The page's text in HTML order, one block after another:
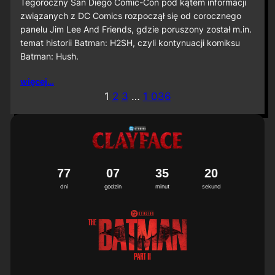
D
C
2
o
w
a
Tegoroczny San Diego Comic-Con pod kątem informacji
związanych z DC Comics rozpoczął się od corocznego
panelu Jim Lee And Friends, gdzie poruszony został m.in.
temat historii Batman: H2SH, czyli kontynuacji komiksu
Batman: Hush.
więcej…
1 2 3 … 1 036
dni
77
godzin
07
minut
35
sekund
17
8